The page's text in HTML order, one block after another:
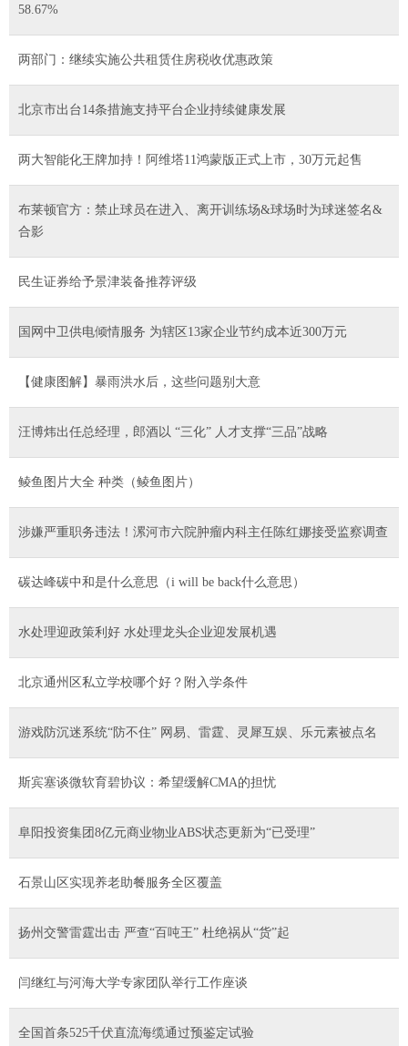
58.67%
两部门：继续实施公共租赁住房税收优惠政策
北京市出台14条措施支持平台企业持续健康发展
两大智能化王牌加持！阿维塔11鸿蒙版正式上市，30万元起售
布莱顿官方：禁止球员在进入、离开训练场&球场时为球迷签名&
合影
民生证券给予景津装备推荐评级
国网中卫供电倾情服务 为辖区13家企业节约成本近300万元
【健康图解】暴雨洪水后，这些问题别大意
汪博炜出任总经理，郎酒以 “三化” 人才支撑“三品”战略
鲮鱼图片大全 种类（鲮鱼图片）
涉嫌严重职务违法！漯河市六院肿瘤内科主任陈红娜接受监察调查
碳达峰碳中和是什么意思（i will be back什么意思）
水处理迎政策利好 水处理龙头企业迎发展机遇
北京通州区私立学校哪个好？附入学条件
游戏防沉迷系统“防不住” 网易、雷霆、灵犀互娱、乐元素被点名
斯宾塞谈微软育碧协议：希望缓解CMA的担忧
阜阳投资集团8亿元商业物业ABS状态更新为“已受理”
石景山区实现养老助餐服务全区覆盖
扬州交警雷霆出击 严查“百吨王” 杜绝祸从“货”起
​闫继红与河海大学专家团队举行工作座谈
全国首条525千伏直流海缆通过预鉴定试验